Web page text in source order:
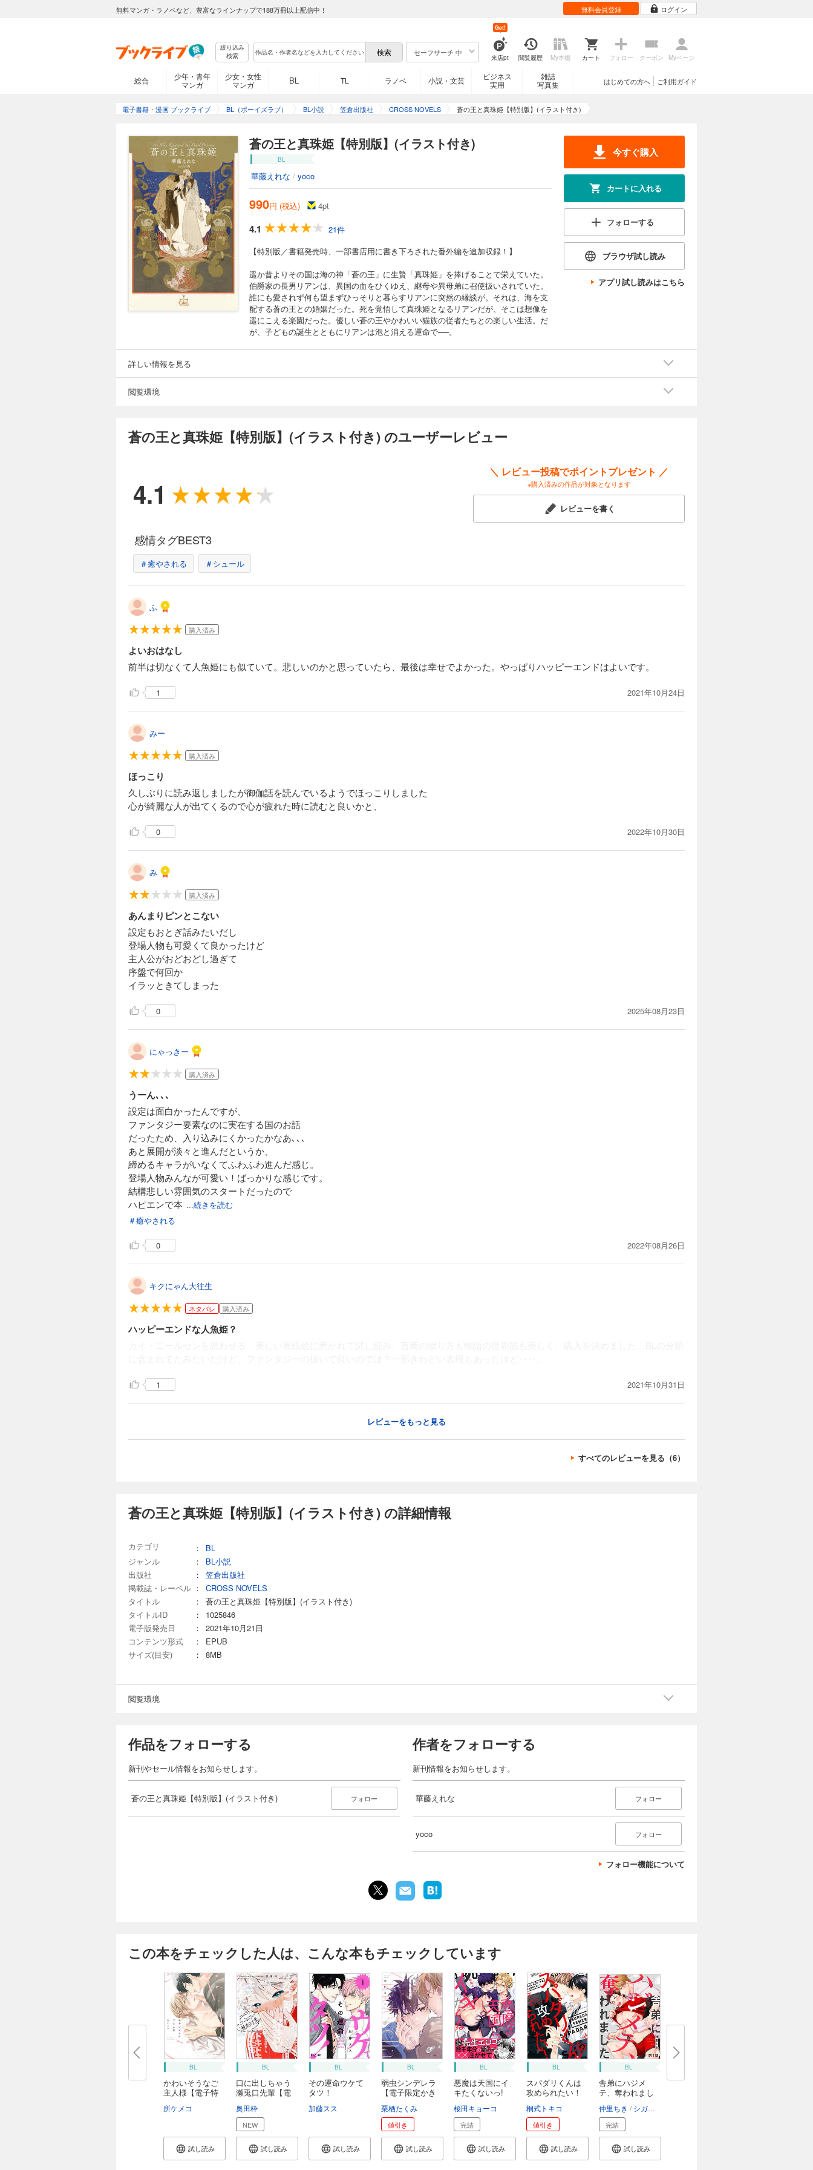
無料マンガ・ラノベなど、豊富なラインナップで188万冊以上配信中！ 無料会員登録 ログイン
絞り込み
検索
セーフサーチ 中
来店pt
Get!
閲覧履歴 My本棚 カート フォロー クーポン Myページ
総合
少年・青年
マンガ
少女・女性
マンガ
BL TL ラノベ 小説・文芸
ビジネス
実用
雑誌
写真集
ご利用ガイド
はじめての方へ
電子書籍・漫画 ブックライブ BL（ボーイズラブ） BL小説 笠倉出版社 CROSS NOVELS 蒼の王と真珠姫【特別版】(イラスト付き)
蒼の王と真珠姫【特別版】(イラスト付き)
BL
華藤えれな / yoco
990円 (税込) 4pt
4.1
21件
【特別版／書籍発売時、一部書店用に書き下ろされた番外編を追加収録！】
遥か昔よりその国は海の神「蒼の王」に生贄「真珠姫」を捧げることで栄えていた。
伯爵家の長男リアンは、異国の血をひくゆえ、継母や異母弟に召使扱いされていた。
誰にも愛されず何も望まずひっそりと暮らすリアンに突然の縁談が。それは、海を支
配する蒼の王との婚姻だった。死を覚悟して真珠姫となるリアンだが、そこは想像を
遥にこえる楽園だった。優しい蒼の王やかわいい猫族の従者たちとの楽しい生活。だ
が、子どもの誕生とともにリアンは泡と消える運命で──。
今すぐ購入
カートに入れる
フォローする
ブラウザ試し読み
アプリ試し読みはこちら
詳しい情報を見る
閲覧環境
蒼の王と真珠姫【特別版】(イラスト付き) のユーザーレビュー
4.1
＼ レビュー投稿でポイントプレゼント ／
※購入済みの作品が対象となります
レビューを書く
感情タグBEST3
＃癒やされる ＃シュール
ふ
購入済み
よいおはなし
前半は切なくて人魚姫にも似ていて。悲しいのかと思っていたら、最後は幸せでよかった。やっぱりハッピーエンドはよいです。
1 2021年10月24日
みー
購入済み
ほっこり
久しぶりに読み返しましたが御伽話を読んでいるようでほっこりしました
心が綺麗な人が出てくるので心が疲れた時に読むと良いかと、
0 2022年10月30日
み
購入済み
あんまりピンとこない
設定もおとぎ話みたいだし
登場人物も可愛くて良かったけど
主人公がおどおどし過ぎて
序盤で何回か
イラッときてしまった
0 2025年08月23日
にゃっきー
購入済み
うーん､､､
設定は面白かったんですが、
ファンタジー要素なのに実在する国のお話
だったため、入り込みにくかったかなあ､､､
あと展開が淡々と進んだというか、
締めるキャラがいなくてふわふわ進んだ感じ。
登場人物みんなが可愛い！ばっかりな感じです。
結構悲しい雰囲気のスタートだったので
ハピエンで本 ...続きを読む
＃癒やされる
0 2022年08月26日
キクにゃん大往生
ネタバレ 購入済み
ハッピーエンドな人魚姫？
1 2021年10月31日
レビューをもっと見る
すべてのレビューを見る（6）
蒼の王と真珠姫【特別版】(イラスト付き) の詳細情報
カテゴリ ：
BL
ジャンル
：
BL小説
出版社
：
笠倉出版社
掲載誌・レーベル ：
CROSS NOVELS
タイトル
：
蒼の王と真珠姫【特別版】(イラスト付き)
タイトルID
：
1025846
電子版発売日
：
2021年10月21日
コンテンツ形式
：
EPUB
サイズ(目安)
： 8MB
閲覧環境
作品をフォローする
新刊やセール情報をお知らせします。
蒼の王と真珠姫【特別版】(イラスト付き) フォロー
作者をフォローする
新刊情報をお知らせします。
華藤えれな フォロー
yoco フォロー
フォロー機能について
この本をチェックした人は、こんな本もチェックしています
BL
かわいそうなご
主人様【電子特
所ケメコ
試し読み
BL
口に出しちゃう
瀬兎口先輩【電
奥田枠
NEW
試し読み
BL
その運命ウケて
タツ！
加藤スス
試し読み
BL
弱虫シンデレラ
【電子限定かき
栗栖たくみ
値引き
試し読み
BL
悪魔は天国にイ
キたくないっ!
桜田キョーコ
完結
試し読み
BL
スパダリくんは
攻められたい！
桐式トキコ
値引き
試し読み
BL
舎弟にハジメ
テ、奪われまし
仲里ちき シガリロ
完結
試し読み